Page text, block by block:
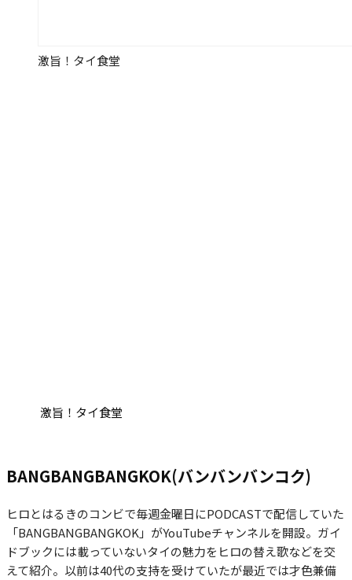
激旨！タイ食堂
激旨！タイ食堂
BANGBANGBANGKOK(バンバンバンコク)
ヒロとはるきのコンビで毎週金曜日にPODCASTで配信していた
「BANGBANGBANGKOK」がYouTubeチャンネルを開設。ガイ
ドブックには載っていないタイの魅力をヒロの替え歌などを交
えて紹介。以前は40代の支持を受けていたが最近では才色兼備